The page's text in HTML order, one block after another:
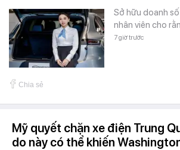
Sở hữu doanh
nhân viên cho
7 giờ trước
Chia sẻ
Mỹ quyết chặn xe điện Trung
do này có thể khiến